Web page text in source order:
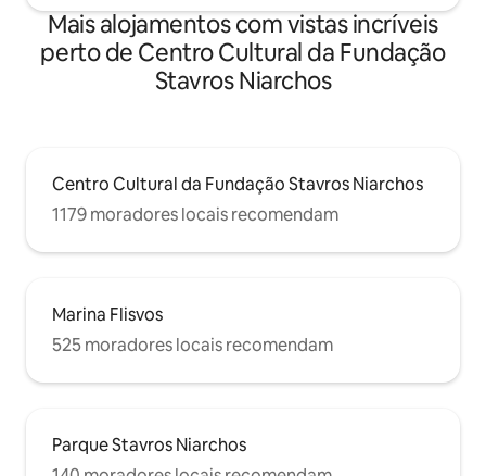
Mais alojamentos com vistas incríveis
perto de Centro Cultural da Fundação
Stavros Niarchos
Centro Cultural da Fundação Stavros Niarchos
1179 moradores locais recomendam
Marina Flisvos
525 moradores locais recomendam
Parque Stavros Niarchos